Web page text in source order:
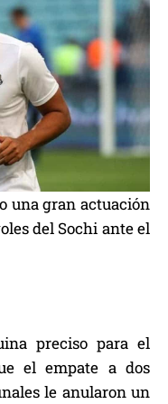
una gran actuación
del Sochi ante el
preciso para el
el empate a dos
le anularon un